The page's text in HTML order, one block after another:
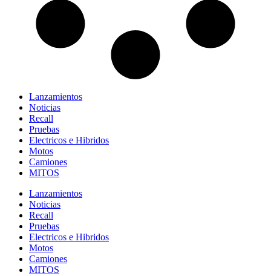
Lanzamientos
Noticias
Recall
Pruebas
Electricos e Hibridos
Motos
Camiones
MITOS
Lanzamientos
Noticias
Recall
Pruebas
Electricos e Hibridos
Motos
Camiones
MITOS